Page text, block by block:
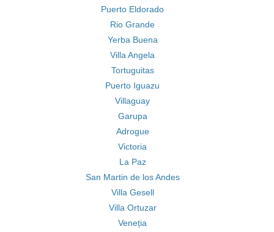
Puerto Eldorado
Rio Grande
Yerba Buena
Villa Angela
Tortuguitas
Puerto Iguazu
Villaguay
Garupa
Adrogue
Victoria
La Paz
San Martin de los Andes
Villa Gesell
Villa Ortuzar
Veneția